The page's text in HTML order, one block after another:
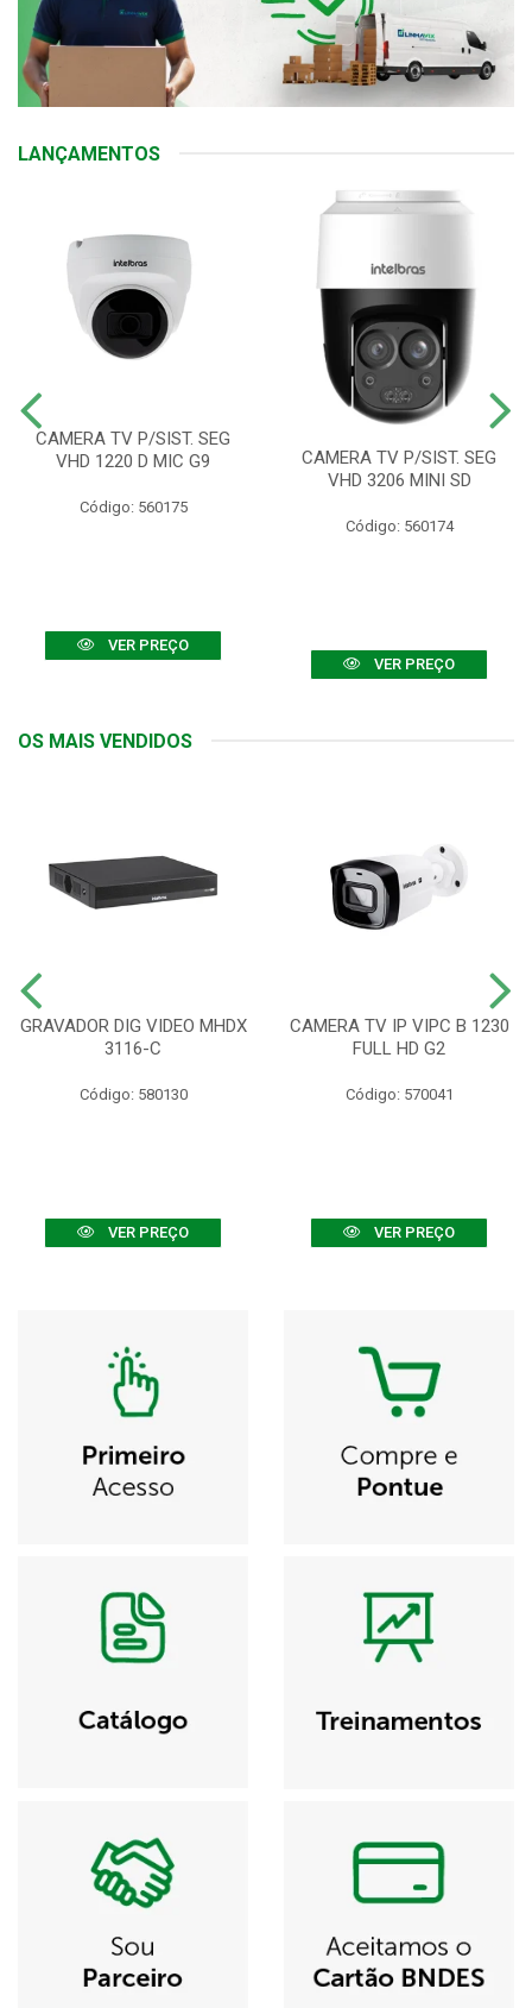
LANÇAMENTOS
CAMERA TV P/SIST. SEG
VHD 1220 D MIC G9
Código: 560175
VER PREÇO
CAMERA TV P/SIST. SEG
VHD 3206 MINI SD
Código: 560174
VER PREÇO
OS MAIS VENDIDOS
GRAVADOR DIG VIDEO MHDX
3116-C
Código: 580130
VER PREÇO
CAMERA TV IP VIPC B 1230
FULL HD G2
Código: 570041
VER PREÇO